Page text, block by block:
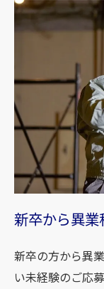
新卒から異
新卒の方から異
い未経験のご応